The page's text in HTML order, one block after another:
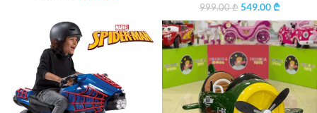
999.00₾ 549.00₾